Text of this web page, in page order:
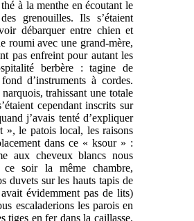
à la menthe en écoutant le
grenouilles. Ils s’étaient
débarquer entre chien et
roumi avec une grand-mère,
pas enfreint pour autant les
berbère : tagine de
d’instruments à cordes.
trahissant une totale
cependant inscrits sur
j’avais tenté d’expliquer
», le patois local, les raisons
dans ce « ksour » :
aux cheveux blancs nous
ce soir la même chambre,
duvets sur les hauts tapis de
évidemment pas de lits)
escaladerions les parois en
tiges en fer dans la caillasse.